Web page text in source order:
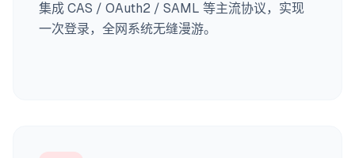
集成 CAS / OAuth2 / SAML 等主流协议，实现
一次登录，全网系统无缝漫游。